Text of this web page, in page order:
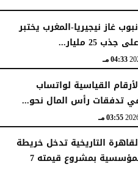
غاز نيجيريا-المغرب يختبر
25 مليار...
04:33 مـ
القياسية لواتساب
تدفقات رأس المال نحو...
03:55 مـ
التاريخية تدخل خريطة
الاستثمارات المؤسسية بمشروع قيمته 7